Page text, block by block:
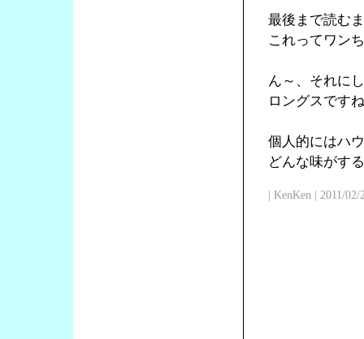
最後まで読む
これってワン
ん～、それに
ロングスです
個人的にはハ
どんな味がす
| KenKen | 2011/